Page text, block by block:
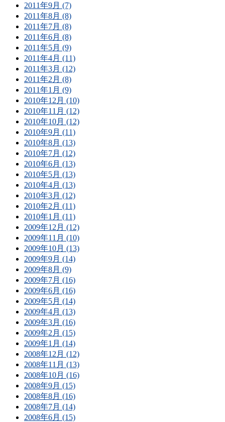
2011年9月 (7)
2011年8月 (8)
2011年7月 (8)
2011年6月 (8)
2011年5月 (9)
2011年4月 (11)
2011年3月 (12)
2011年2月 (8)
2011年1月 (9)
2010年12月 (10)
2010年11月 (12)
2010年10月 (12)
2010年9月 (11)
2010年8月 (13)
2010年7月 (12)
2010年6月 (13)
2010年5月 (13)
2010年4月 (13)
2010年3月 (12)
2010年2月 (11)
2010年1月 (11)
2009年12月 (12)
2009年11月 (10)
2009年10月 (13)
2009年9月 (14)
2009年8月 (9)
2009年7月 (16)
2009年6月 (16)
2009年5月 (14)
2009年4月 (13)
2009年3月 (16)
2009年2月 (15)
2009年1月 (14)
2008年12月 (12)
2008年11月 (13)
2008年10月 (16)
2008年9月 (15)
2008年8月 (16)
2008年7月 (14)
2008年6月 (15)